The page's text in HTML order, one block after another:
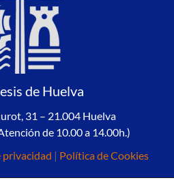
de Huelva
31 – 21.004 Huelva
de 10.00 a 14.00h.)
privacidad | Política de Cookies